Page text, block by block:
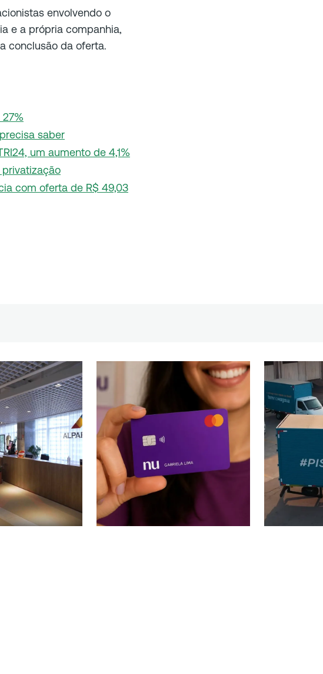
envolvendo o
e a própria companhia,
conclusão da oferta.
saber
um aumento de 4,1%
privatização
com oferta de R$ 49,03